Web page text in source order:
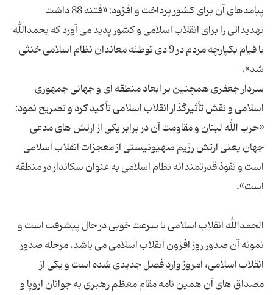
پیامدهای آن برای کشور پرداخت و افزود: «فتنه 88 داشت
تهدیداتی را برای انقلاب اسلامی و کشور پدید می آورد که بحمدالله
با قیام یکپارچه مردم در 9 دی توطئه معاندان نظام اسلامی خنثی
سردار جعفری همچنین بر ابعاد منطقه ای و جهانی جمهوری
اسلامی و نقش تأثیرگذار انقلاب اسلامی تأکید کرد و تصریح نمود:
«حزب الله لبنان و مقاومت آن در برابر یکی از ارتش های مدعی
جهان یعنی ارتش رژیم صهیونیستی از معجزات انقلاب اسلامی
است و نفوذ قدرتمندانه نظام اسلامی به عنوان سکاندار در منطقه
الحمدالله انقلاب اسلامی با سرعت خوبی در حال پیشرفت است و
نمونه آن صدور روز افزون انقلاب اسلامی می باشد. مرحله صدور
انقلاب اسلامی، امروز وارد فصل جدیدی شده است و یکی از
مصداق های آن همین نامه مقام معظم رهبری به جوانان اروپا و